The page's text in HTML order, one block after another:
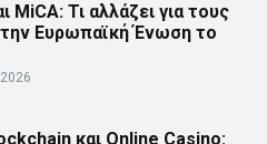
MiCA: Τι αλλάζει για τους
Ευρωπαϊκή Ένωση το
και Online Casino: